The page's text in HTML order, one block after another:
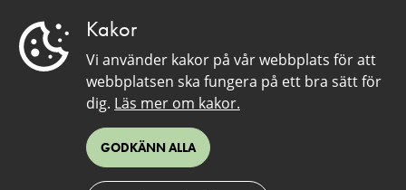
Kakor
Vi använder kakor på vår webbplats för att
webbplatsen ska fungera på ett bra sätt för
dig. Läs mer om kakor.
GODKÄNN ALLA